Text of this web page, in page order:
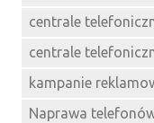
centrale
centrale
kampanie
Naprawa